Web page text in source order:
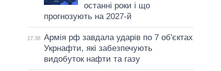
останні роки і що
прогнозують на 2027-й
17:38 Армія рф завдала ударів по 7 об'єктах
Укрнафти, які забезпечують
видобуток нафти та газу